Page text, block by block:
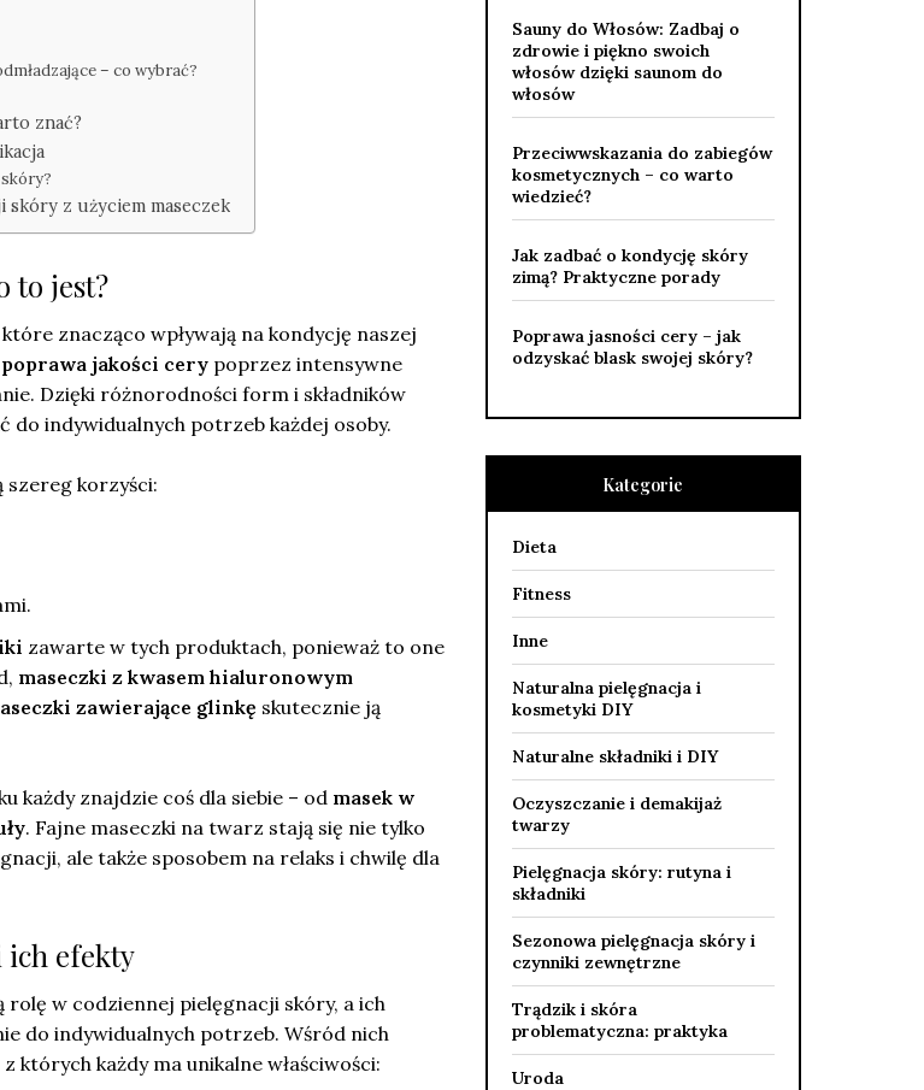
– co wybrać?
znać?
z użyciem maseczek
to jest?
znacząco wpływają na kondycję naszej
poprawa jakości cery poprzez intensywne
Dzięki różnorodności form i składników
do indywidualnych potrzeb każdej osoby.
szereg korzyści:
zawarte w tych produktach, ponieważ to one
maseczki z kwasem hialuronowym
zawierające glinkę skutecznie ją
każdy znajdzie coś dla siebie – od masek w
. Fajne maseczki na twarz stają się nie tylko
ale także sposobem na relaks i chwilę dla
ich efekty
rolę w codziennej pielęgnacji skóry, a ich
do indywidualnych potrzeb. Wśród nich
których każdy ma unikalne właściwości:
Sauny do Włosów: Zadbaj o
zdrowie i piękno swoich
włosów dzięki saunom do
włosów
Przeciwwskazania do zabiegów
kosmetycznych – co warto
wiedzieć?
Jak zadbać o kondycję skóry
zimą? Praktyczne porady
Poprawa jasności cery – jak
odzyskać blask swojej skóry?
Kategorie
Dieta
Fitness
Inne
Naturalna pielęgnacja i
kosmetyki DIY
Naturalne składniki i DIY
Oczyszczanie i demakijaż
twarzy
Pielęgnacja skóry: rutyna i
składniki
Sezonowa pielęgnacja skóry i
czynniki zewnętrzne
Trądzik i skóra
problematyczna: praktyka
Uroda